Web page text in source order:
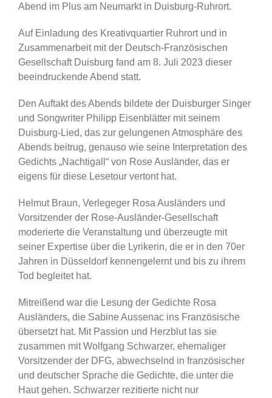
Abend im Plus am Neumarkt in Duisburg-Ruhrort.
Auf Einladung des Kreativquartier Ruhrort und in
Zusammenarbeit mit der Deutsch-Französischen
Gesellschaft Duisburg fand am 8. Juli 2023 dieser
beeindruckende Abend statt.
Den Auftakt des Abends bildete der Duisburger Singer
und Songwriter Philipp Eisenblätter mit seinem
Duisburg-Lied, das zur gelungenen Atmosphäre des
Abends beitrug, genauso wie seine Interpretation des
Gedichts „Nachtigall“ von Rose Ausländer, das er
eigens für diese Lesetour vertont hat.
Helmut Braun, Verlegeger Rosa Ausländers und
Vorsitzender der Rose-Ausländer-Gesellschaft
moderierte die Veranstaltung und überzeugte mit
seiner Expertise über die Lyrikerin, die er in den 70er
Jahren in Düsseldorf kennengelernt und bis zu ihrem
Tod begleitet hat.
Mitreißend war die Lesung der Gedichte Rosa
Ausländers, die Sabine Aussenac ins Französische
übersetzt hat. Mit Passion und Herzblut las sie
zusammen mit Wolfgang Schwarzer, ehemaliger
Vorsitzender der DFG, abwechselnd in französischer
und deutscher Sprache die Gedichte, die unter die
Haut gehen. Schwarzer rezitierte nicht nur